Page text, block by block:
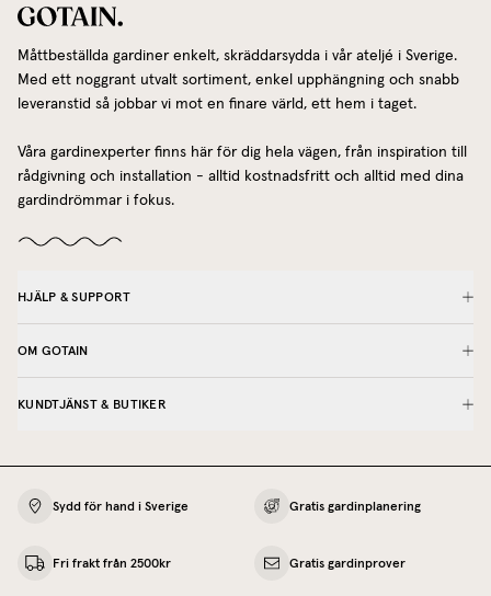
Måttbeställda gardiner enkelt, skräddarsydda i vår ateljé i Sverige.
Med ett noggrant utvalt sortiment, enkel upphängning och snabb
leveranstid så jobbar vi mot en finare värld, ett hem i taget.
Våra gardinexperter finns här för dig hela vägen, från inspiration till
rådgivning och installation - alltid kostnadsfritt och alltid med dina
gardindrömmar i fokus.
HJÄLP & SUPPORT
OM GOTAIN
KUNDTJÄNST & BUTIKER
Sydd för hand i Sverige Gratis gardinplanering
Fri frakt från 2500kr Gratis gardinprover